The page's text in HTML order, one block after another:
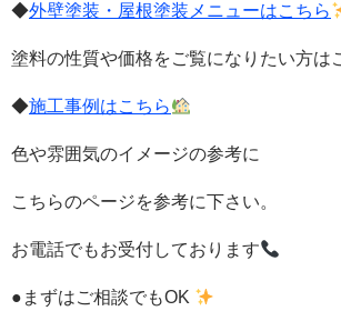
◆外壁塗装・屋根塗装メニューはこちら
塗料の性質や価格をご覧になりたい方は
◆施工事例はこちら
色や雰囲気のイメージの参考に
こちらのページを参考に下さい。
お電話でもお受付しております
●まずはご相談でもOK